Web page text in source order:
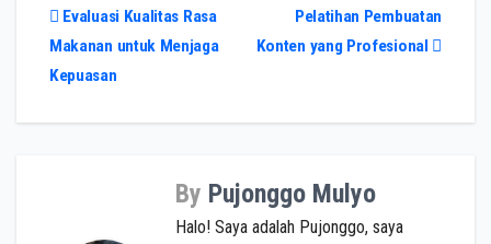
Navigasi
pos
Pelatihan Pembuatan
Konten yang Profesional
Evaluasi Kualitas Rasa
Makanan untuk Menjaga
Kepuasan
By Pujonggo Mulyo
Halo! Saya adalah Pujonggo, saya